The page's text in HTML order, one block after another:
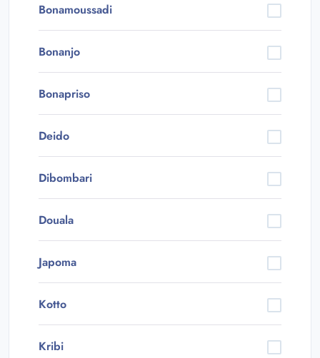
Bonamoussadi
Bonanjo
Bonapriso
Deido
Dibombari
Douala
Japoma
Kotto
Kribi